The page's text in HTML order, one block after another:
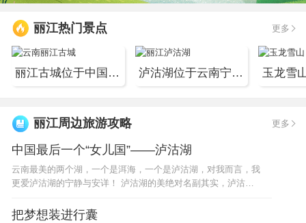
丽江热门景点 更多
丽江古城位于中国西南部云南省的丽江市，丽江古城... 泸沽湖位于云南宁蒗县与四川盐源县之间的崇山峻岭中，...
丽江周边旅游攻略 更多
中国最后一个“女儿国”——泸沽湖
云南最美的两个湖，一个是洱海，一个是泸沽湖，对我而言，我
更爱泸沽湖的宁静与安详！ 泸沽湖的美绝对名副其实，泸沽湖
沽湖 坐船去湖中看一次日出是一次不...
把梦想装进行囊